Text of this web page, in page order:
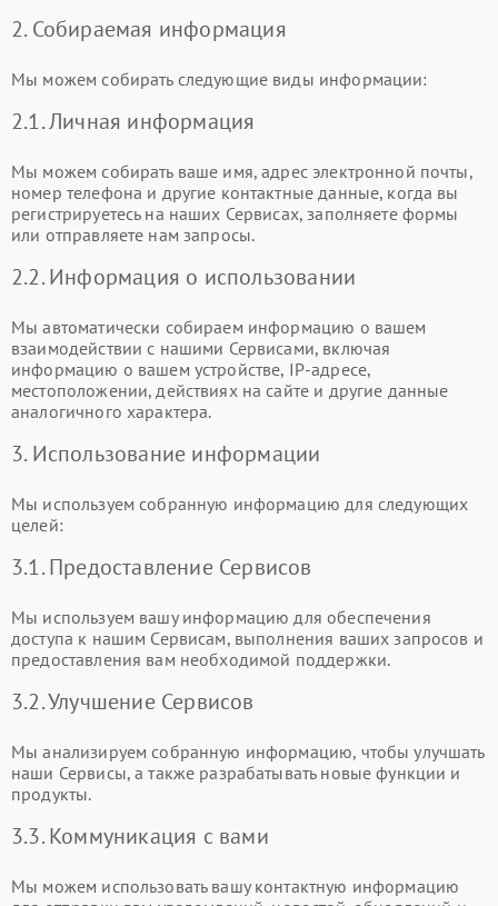
2. Собираемая информация
Мы можем собирать следующие виды информации:
2.1. Личная информация
Мы можем собирать ваше имя, адрес электронной почты,
номер телефона и другие контактные данные, когда вы
регистрируетесь на наших Сервисах, заполняете формы
или отправляете нам запросы.
2.2. Информация о использовании
Мы автоматически собираем информацию о вашем
взаимодействии с нашими Сервисами, включая
информацию о вашем устройстве, IP-адресе,
местоположении, действиях на сайте и другие данные
аналогичного характера.
3. Использование информации
Мы используем собранную информацию для следующих
целей:
3.1. Предоставление Сервисов
Мы используем вашу информацию для обеспечения
доступа к нашим Сервисам, выполнения ваших запросов и
предоставления вам необходимой поддержки.
3.2. Улучшение Сервисов
Мы анализируем собранную информацию, чтобы улучшать
наши Сервисы, а также разрабатывать новые функции и
продукты.
3.3. Коммуникация с вами
Мы можем использовать вашу контактную информацию